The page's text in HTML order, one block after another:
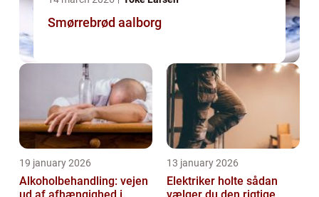
Smørrebrød aalborg
19 january 2026
Alkoholbehandling: vejen
13 january 2026
Elektriker holte sådan